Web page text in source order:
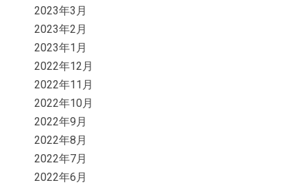
2023年3月
2023年2月
2023年1月
2022年12月
2022年11月
2022年10月
2022年9月
2022年8月
2022年7月
2022年6月